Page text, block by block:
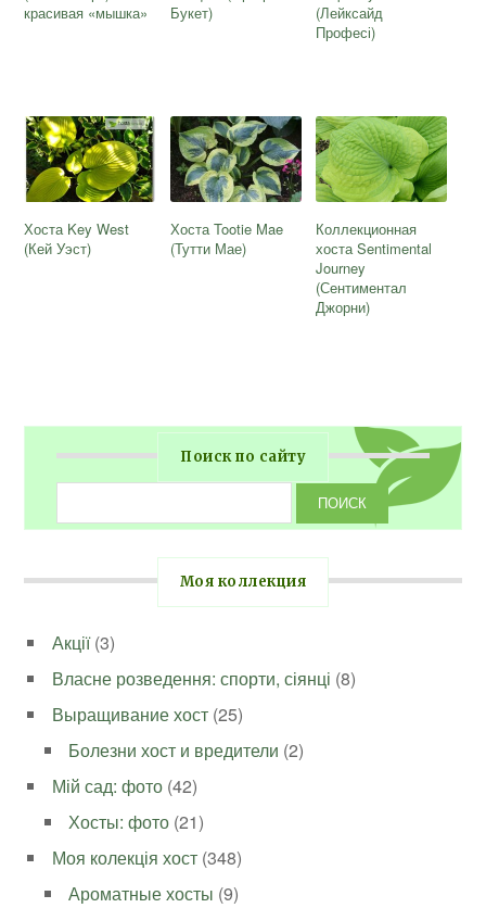
красивая «мышка»
Букет)
(Лейксайд
Професі)
Хоста Key West
(Кей Уэст)
Хоста Tootie Mae
(Тутти Мае)
Коллекционная
хоста Sentimental
Journey
(Сентиментал
Джорни)
Поиск по сайту
Моя коллекция
Акції(3)
Власне розведення: спорти, сіянці (8)
Выращивание хост (25)
Болезни хост и вредители (2)
Мій сад: фото (42)
Хосты: фото (21)
Моя колекція хост (348)
Ароматные хосты (9)